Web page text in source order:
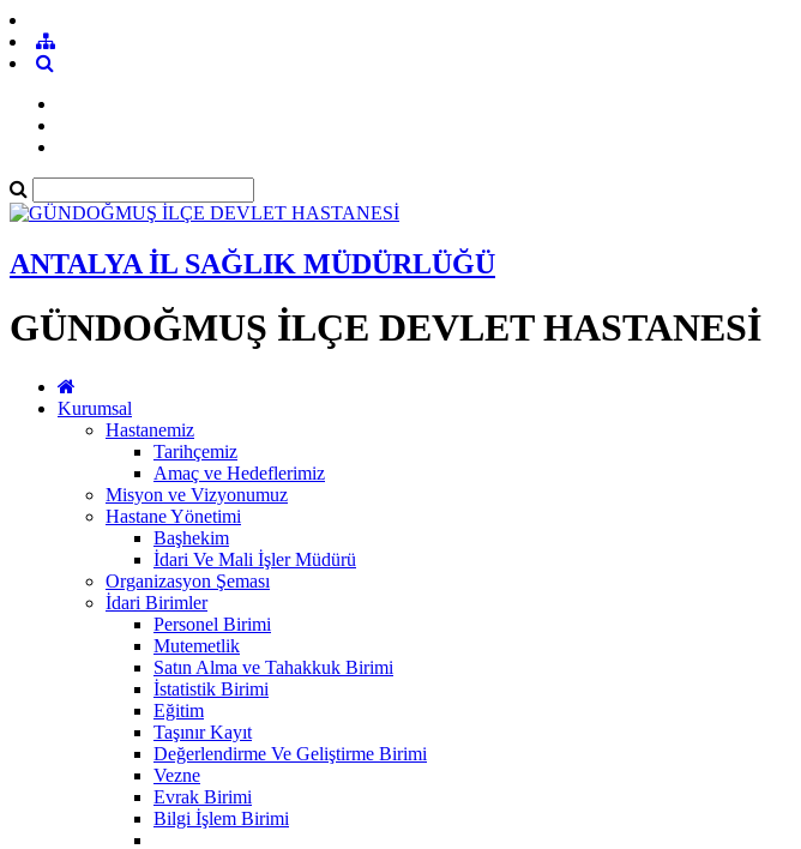
ANTALYA İL SAĞLIK MÜDÜRLÜĞÜ
GÜNDOĞMUŞ İLÇE DEVLET HASTANESİ
Kurumsal
Hastanemiz
Tarihçemiz
Amaç ve Hedeflerimiz
Misyon ve Vizyonumuz
Hastane Yönetimi
Başhekim
İdari Ve Mali İşler Müdürü
Organizasyon Şeması
İdari Birimler
Personel Birimi
Mutemetlik
Satın Alma ve Tahakkuk Birimi
İstatistik Birimi
Eğitim
Taşınır Kayıt
Değerlendirme Ve Geliştirme Birimi
Vezne
Evrak Birimi
Bilgi İşlem Birimi